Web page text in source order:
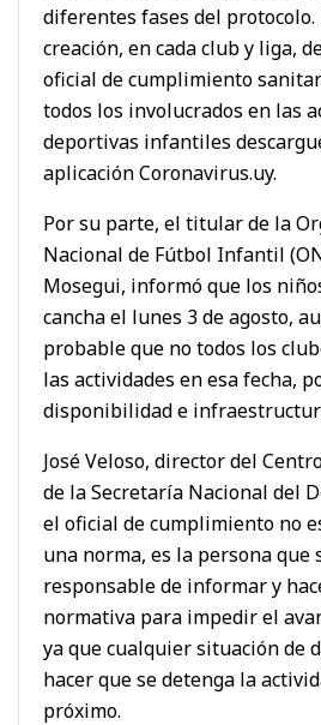
diferentes fases del protocolo.
creación, en cada club y liga,
oficial de cumplimiento
todos los involucrados en las
deportivas infantiles
aplicación Coronavirus.uy.
Por su parte, el titular de la
Nacional de Fútbol Infantil
Mosegui, informó que los
cancha el lunes 3 de agosto,
probable que no todos los
las actividades en esa fecha,
disponibilidad e
José Veloso, director del
de la Secretaría Nacional del
el oficial de cumplimiento no
una norma, es la persona que
responsable de informar y
normativa para impedir el
ya que cualquier situación de
hacer que se detenga la
próximo.